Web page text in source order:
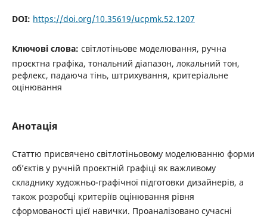
DOI: https://doi.org/10.35619/ucpmk.52.1207
Ключові слова: світлотіньове моделювання, ручна
проєктна графіка, тональний діапазон, локальний тон,
рефлекс, падаюча тінь, штрихування, критеріальне
оцінювання
Анотація
Статтю присвячено світлотіньовому моделюванню форми
об’єктів у ручній проєктній графіці як важливому
складнику художньо-графічної підготовки дизайнерів, а
також розробці критеріїв оцінювання рівня
сформованості цієї навички. Проаналізовано сучасні